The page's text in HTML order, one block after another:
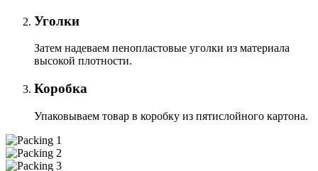
Уголки
Затем надеваем пенопластовые уголки из материала
высокой плотности.
Коробка
Упаковываем товар в коробку из пятислойного картона.